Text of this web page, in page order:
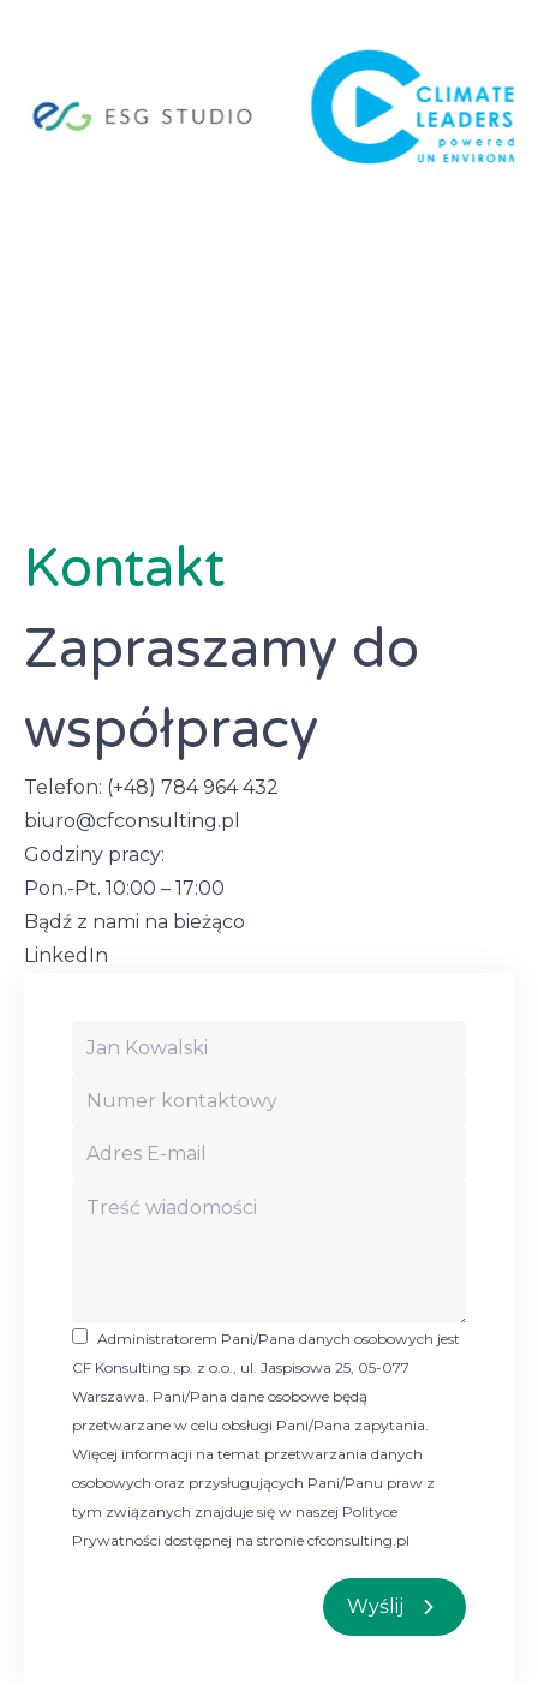
Ślad węglowy produktu analizowany jest w
GHG Protocol (The Greenhouse Gas Protocol A
Corporate Accounting and Reporting Standard)
guidelines for quantification
ISO 14064-1:2018 Greenhouse gases — Part 1:
level for quantification and reporting of
greenhouse gas emissions and removals
greenhouse gas emission reductions or removal
enhancements
ISO 14064-3:2019 Greenhouse gases — Part 3:
Specification with guidance for the verification and
validation of greenhouse gas statements
PAS 2050 - szczegółowy opis sposobu obliczania,
oparty na normach: ISO 14021, ISO 14040, ISO
Administratorem Pani/Pana danych osobowych jest
CF Konsulting sp. z o.o., ul. Jaspisowa 25, 05-077
Warszawa. Pani/Pana dane osobowe będą
przetwarzane w celu obsługi Pani/Pana zapytania.
Więcej informacji na temat przetwarzania danych
osobowych oraz przysługujących Pani/Panu praw z
tym związanych znajduje się w naszej Polityce
Prywatności dostępnej na stronie cfconsulting.pl
Wyślij
Kontakt
Zapraszamy do
współpracy
Telefon: (+48) 784 964 432
biuro@cfconsulting.pl
Godziny pracy:
Pon.-Pt. 10:00 – 17:00
Bądź z nami na bieżąco
LinkedIn